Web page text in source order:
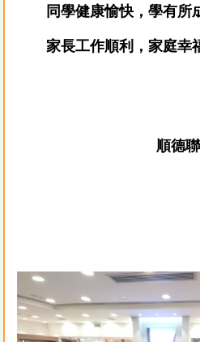
同學健康愉快，學有所
家長工作順利，家庭幸
順德